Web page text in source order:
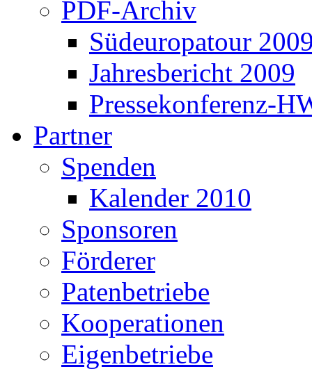
PDF-Archiv
Südeuropatour
Jahresbericht 2009
Pressekonferenz-
Partner
Spenden
Kalender 2010
Sponsoren
Förderer
Patenbetriebe
Kooperationen
Eigenbetriebe